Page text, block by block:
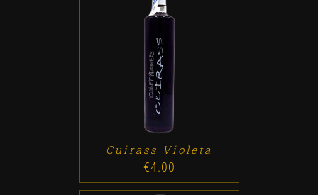
ADD TO CART /
Cuirass Violeta
€4.00